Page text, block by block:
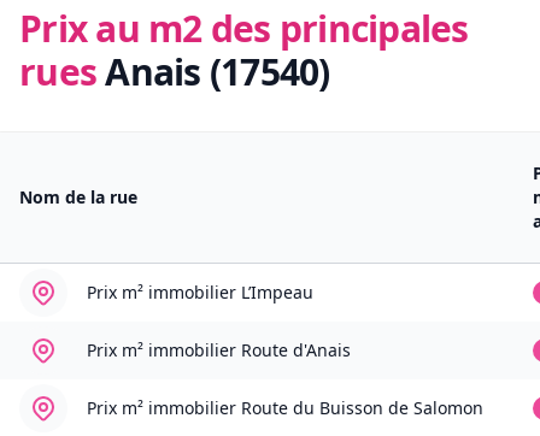
Prix au m2 des principales
ruesAnais (17540)
Nom de la rue
Prix m² immobilier L’Impeau
Prix m² immobilier Route d'Anais
Prix m² immobilier Route du Buisson de Salomon